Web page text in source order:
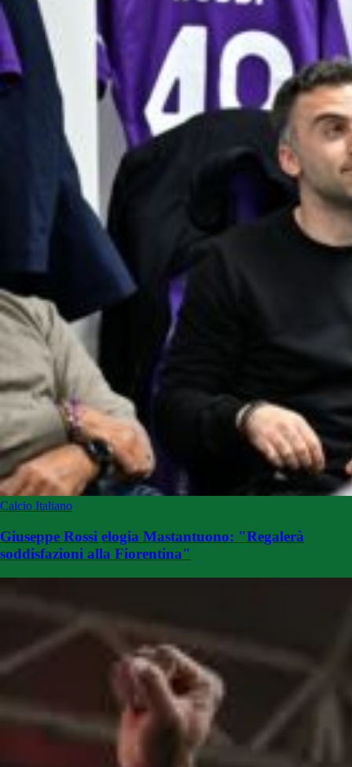
Calcio Italiano
Giuseppe Rossi elogia Mastantuono: "Regalerà
soddisfazioni alla Fiorentina"